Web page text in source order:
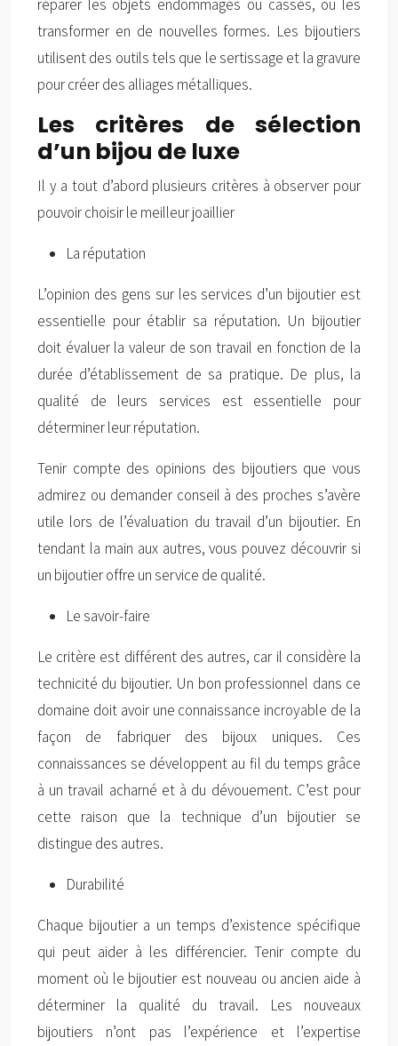
réparer les objets endommagés ou cassés, ou les
transformer en de nouvelles formes. Les bijoutiers
utilisent des outils tels que le sertissage et la gravure
pour créer des alliages métalliques.
Les critères de sélection
d’un bijou de luxe
Il y a tout d’abord plusieurs critères à observer pour
pouvoir choisir le meilleur joaillier
La réputation
L’opinion des gens sur les services d’un bijoutier est
essentielle pour établir sa réputation. Un bijoutier
doit évaluer la valeur de son travail en fonction de la
durée d’établissement de sa pratique. De plus, la
qualité de leurs services est essentielle pour
déterminer leur réputation.
Tenir compte des opinions des bijoutiers que vous
admirez ou demander conseil à des proches s’avère
utile lors de l’évaluation du travail d’un bijoutier. En
tendant la main aux autres, vous pouvez découvrir si
un bijoutier offre un service de qualité.
Le savoir-faire
Le critère est différent des autres, car il considère la
technicité du bijoutier. Un bon professionnel dans ce
domaine doit avoir une connaissance incroyable de la
façon de fabriquer des bijoux uniques. Ces
connaissances se développent au fil du temps grâce
à un travail acharné et à du dévouement. C’est pour
cette raison que la technique d’un bijoutier se
distingue des autres.
Durabilité
Chaque bijoutier a un temps d’existence spécifique
qui peut aider à les différencier. Tenir compte du
moment où le bijoutier est nouveau ou ancien aide à
déterminer la qualité du travail. Les nouveaux
bijoutiers n’ont pas l’expérience et l’expertise